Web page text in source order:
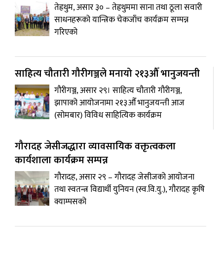
तेह्रथुम, असार ३० – तेह्रथुममा साना तथा ठूला सवारी
साधनहरूको यान्त्रिक चेकजाँच कार्यक्रम सम्पन्न
गरिएको
साहित्य चौतारी गौरीगञ्जले मनायो २१३औँ भानुजयन्ती
गौरीगञ्ज, असार २९। साहित्य चौतारी गौरीगञ्ज,
झापाको आयोजनामा २१३औँ भानुजयन्ती आज
(सोमबार) विविध साहित्यिक कार्यक्रम
गौरादह जेसीजद्धारा व्यावसायिक वक्तृत्वकला
कार्यशाला कार्यक्रम सम्पन्न
गौरादह, असार २९ – गौरादह जेसीजको आयोजना
तथा स्वतन्त्र विद्यार्थी युनियन (स्व.वि.यु.), गौरादह कृषि
क्याम्पसको